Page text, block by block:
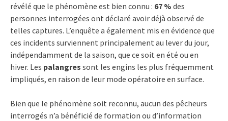
révélé que le phénomène est bien connu : 67 % des
personnes interrogées ont déclaré avoir déjà observé de
telles captures. L’enquête a également mis en évidence que
ces incidents surviennent principalement au lever du jour,
indépendamment de la saison, que ce soit en été ou en
hiver. Les palangres sont les engins les plus fréquemment
impliqués, en raison de leur mode opératoire en surface.
Bien que le phénomène soit reconnu, aucun des pêcheurs
interrogés n’a bénéficié de formation ou d’information